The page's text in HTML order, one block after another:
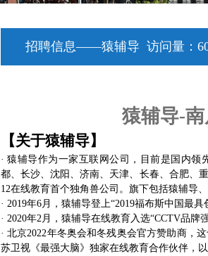
招聘信息——猿辅导 访问量：
猿辅导-
【关于猿辅导】
· 猿辅导作为一家互联网公司，目前是国内
都、长沙、沈阳、济南、天津、长春、合肥、
12在线教育首个独角兽公司。旗下包括猿辅导
· 2019年6月，猿辅导登上“2019福布斯中国最具
· 2020年2月，猿辅导在线教育入选“CCTV品牌
· 北京2022年冬奥会和冬残奥会官方赞助商，
苏卫视《最强大脑》独家在线教育合作伙伴，